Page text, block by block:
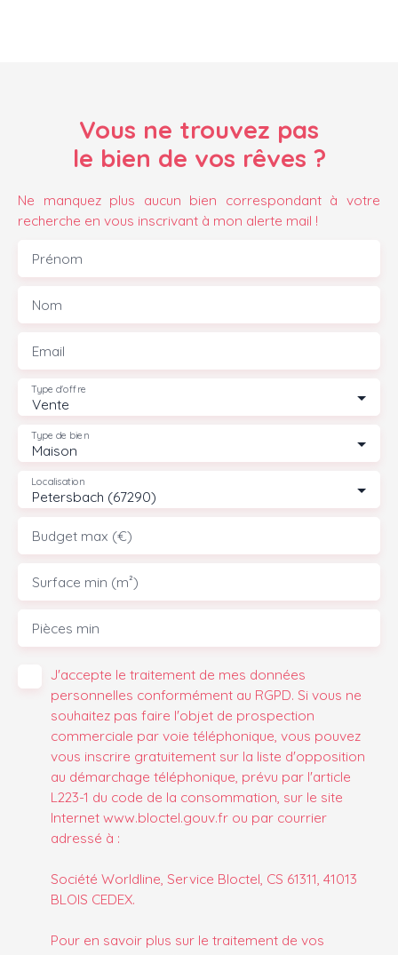
Vous ne trouvez pas
le bien de vos rêves ?
Ne manquez plus aucun bien correspondant à votre
recherche en vous inscrivant à mon alerte mail !
Prénom
Nom
Email
Vente
Type d'offre
Maison
Type de bien
Petersbach (67290)
Localisation
Budget max (€)
Surface min (m²)
Pièces min
J'accepte le traitement de mes données
personnelles conformément au RGPD. Si vous ne
souhaitez pas faire l'objet de prospection
commerciale par voie téléphonique, vous pouvez
vous inscrire gratuitement sur la liste d'opposition
au démarchage téléphonique, prévu par l'article
L223-1 du code de la consommation, sur le site
Internet www.bloctel.gouv.fr ou par courrier
adressé à :
Société Worldline, Service Bloctel, CS 61311, 41013
BLOIS CEDEX.
Pour en savoir plus sur le traitement de vos